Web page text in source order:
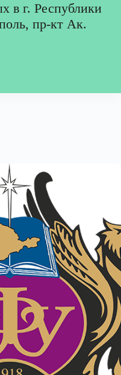
в г. Республики
пр-кт Ак.